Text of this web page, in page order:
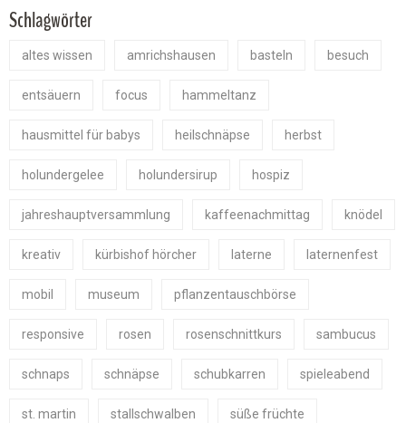
Schlagwörter
altes wissen amrichshausen basteln besuch
entsäuern focus hammeltanz
hausmittel für babys heilschnäpse herbst
holundergelee holundersirup hospiz
jahreshauptversammlung kaffeenachmittag knödel
kreativ kürbishof hörcher laterne laternenfest
mobil museum pflanzentauschbörse
responsive rosen rosenschnittkurs sambucus
schnaps schnäpse schubkarren spieleabend
st. martin stallschwalben süße früchte